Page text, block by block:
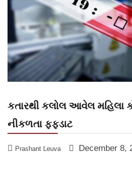
કતારથી કલોલ આવેલ મહિલા
નીકળતા ફફડાટ
Prashant Leuva December 8,